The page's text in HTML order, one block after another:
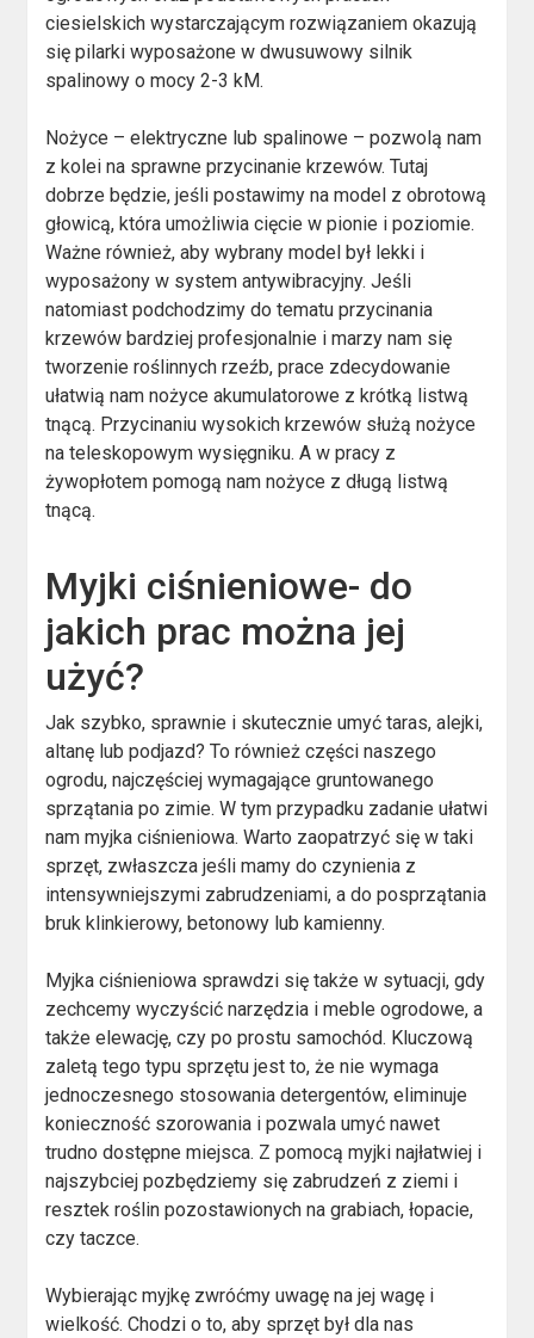
ciesielskich wystarczającym rozwiązaniem okazują
się pilarki wyposażone w dwusuwowy silnik
spalinowy o mocy 2-3 kM.
Nożyce – elektryczne lub spalinowe – pozwolą nam
z kolei na sprawne przycinanie krzewów. Tutaj
dobrze będzie, jeśli postawimy na model z obrotową
głowicą, która umożliwia cięcie w pionie i poziomie.
Ważne również, aby wybrany model był lekki i
wyposażony w system antywibracyjny. Jeśli
natomiast podchodzimy do tematu przycinania
krzewów bardziej profesjonalnie i marzy nam się
tworzenie roślinnych rzeźb, prace zdecydowanie
ułatwią nam nożyce akumulatorowe z krótką listwą
tnącą. Przycinaniu wysokich krzewów służą nożyce
na teleskopowym wysięgniku. A w pracy z
żywopłotem pomogą nam nożyce z długą listwą
tnącą.
Myjki ciśnieniowe- do
jakich prac można jej
użyć?
Jak szybko, sprawnie i skutecznie umyć taras, alejki,
altanę lub podjazd? To również części naszego
ogrodu, najczęściej wymagające gruntowanego
sprzątania po zimie. W tym przypadku zadanie ułatwi
nam myjka ciśnieniowa. Warto zaopatrzyć się w taki
sprzęt, zwłaszcza jeśli mamy do czynienia z
intensywniejszymi zabrudzeniami, a do posprzątania
bruk klinkierowy, betonowy lub kamienny.
Myjka ciśnieniowa sprawdzi się także w sytuacji, gdy
zechcemy wyczyścić narzędzia i meble ogrodowe, a
także elewację, czy po prostu samochód. Kluczową
zaletą tego typu sprzętu jest to, że nie wymaga
jednoczesnego stosowania detergentów, eliminuje
konieczność szorowania i pozwala umyć nawet
trudno dostępne miejsca. Z pomocą myjki najłatwiej i
najszybciej pozbędziemy się zabrudzeń z ziemi i
resztek roślin pozostawionych na grabiach, łopacie,
czy taczce.
Wybierając myjkę zwróćmy uwagę na jej wagę i
wielkość. Chodzi o to, aby sprzęt był dla nas